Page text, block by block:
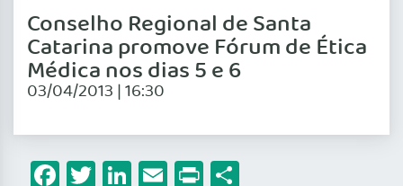
Conselho Regional de Santa
Catarina promove Fórum de Ética
Médica nos dias 5 e 6
03/04/2013 | 16:30
Facebook
Twitter
LinkedIn
Email
Print